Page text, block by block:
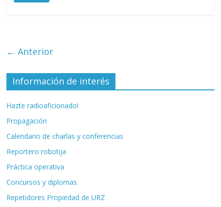
← Anterior
Información de interés
Hazte radioaficionado!
Propagación
Calendario de charlas y conferencias
Reportero robotija
Práctica operativa
Concursos y diplomas
Repetidores Propiedad de URZ